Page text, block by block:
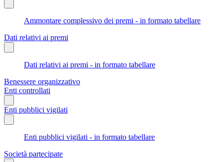
Ammontare complessivo dei premi - in formato tabellare
Dati relativi ai premi
Dati relativi ai premi - in formato tabellare
Benessere organizzativo
Enti controllati
Enti pubblici vigilati
Enti pubblici vigilati - in formato tabellare
Società partecipate